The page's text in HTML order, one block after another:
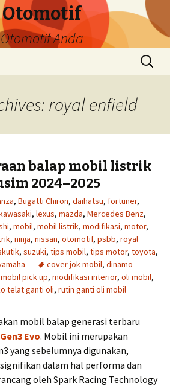
Anda
Search
for:
royal enfield
balap mobil listrik
2024–2025
, Bugatti Chiron, daihatsu, fortuner,
, lexus, mazda, Mercedes Benz,
, mobil, mobil listrik, modifikasi, motor,
, ninja, nissan, otomotif, psbb, royal
, suzuki, tips mobil, tips motor, toyota,
cover jok mobil, dinamo
mobil pick up, modifikasi interior, oli mobil,
telat ganti oli, rutin ganti oli mobil
mobil balap generasi terbaru
Gen3 Evo. Mobil ini merupakan
yang sebelumnya digunakan,
dalam hal performa dan
oleh Spark Racing Technology